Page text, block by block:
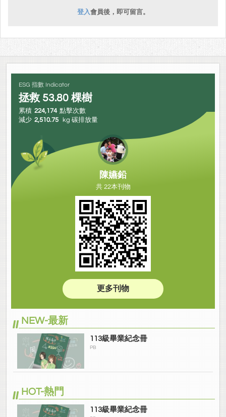
登入會員後，即可留言。
ESG 指數 Indicator
拯救 53.80 棵樹
累積 224,174 點擊次數
減少 2,510.75 kg 碳排放量
陳嬿鉛
共 22本刊物
更多刊物
NEW-最新
113級畢業紀念冊
PB
HOT-熱門
113級畢業紀念冊